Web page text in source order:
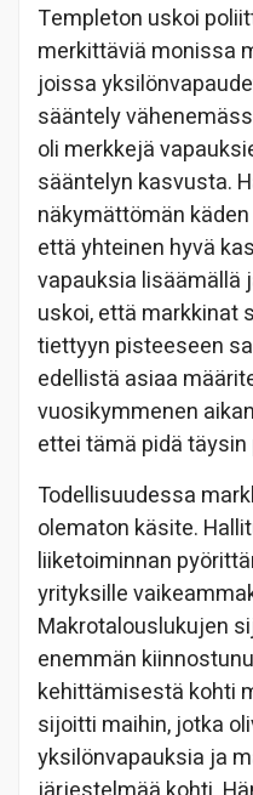
Templeton uskoi
merkittäviä monissa
joissa
sääntely
oli merkkejä
sääntelyn kasvusta.
näkymättömän
että yhteinen hyvä
vapauksia lisäämällä
uskoi, että markkinat
tiettyyn pisteeseen
edellistä asiaa
vuosikymmenen
ettei tämä pidä täysin
Todellisuudessa
olematon käsite.
liiketoiminnan
yrityksille
Makrotalouslukujen
enemmän
kehittämisestä kohti
sijoitti maihin, jotka
yksilönvapauksia ja